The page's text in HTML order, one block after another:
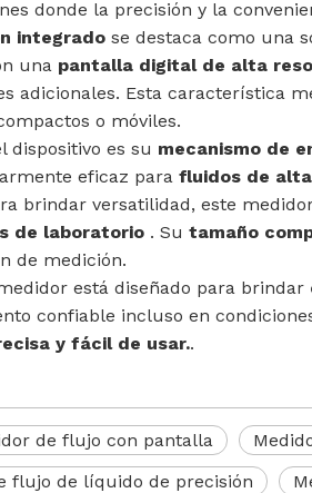
donde la precisión y la
integrado se destaca como una
una pantalla digital de alta
adicionales. Esta característica
o móviles.
dispositivo es su mecanismo de
eficaz para fluidos de
brindar versatilidad, este
de laboratorio . Su tamaño
de medición.
está diseñado para brindar
confiable incluso en
y fácil de usar..
de flujo con pantalla
flujo de líquido de precisión